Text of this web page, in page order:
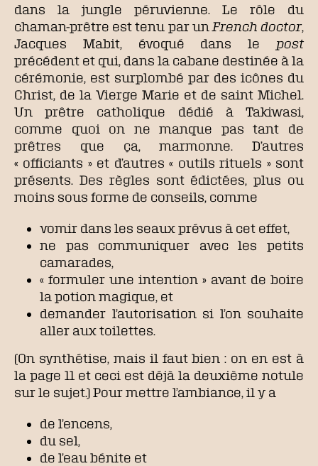
dans la jungle péruvienne. Le rôle du
chaman-prêtre est tenu par un French doctor,
Jacques Mabit, évoqué dans le post
précédent et qui, dans la cabane destinée à la
cérémonie, est surplombé par des icônes du
Christ, de la Vierge Marie et de saint Michel.
Un prêtre catholique dédié à Takiwasi,
comme quoi on ne manque pas tant de
prêtres que ça, marmonne. D’autres
« officiants » et d’autres « outils rituels » sont
présents. Des règles sont édictées, plus ou
moins sous forme de conseils, comme
vomir dans les seaux prévus à cet effet,
ne pas communiquer avec les petits
camarades,
« formuler une intention » avant de boire
la potion magique, et
demander l’autorisation si l’on souhaite
aller aux toilettes.
(On synthétise, mais il faut bien : on en est à
la page 11 et ceci est déjà la deuxième notule
sur le sujet.) Pour mettre l’ambiance, il y a
de l’encens,
du sel,
de l’eau bénite et